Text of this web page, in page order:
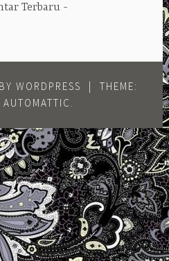
Terbaru
WORDPRESS |
THEME:
AUTOMATTIC